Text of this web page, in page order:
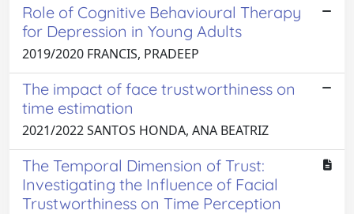
Role of Cognitive Behavioural Therapy
for Depression in Young Adults
2019/2020 FRANCIS, PRADEEP
The impact of face trustworthiness on
time estimation
2021/2022 SANTOS HONDA, ANA BEATRIZ
The Temporal Dimension of Trust:
Investigating the Influence of Facial
Trustworthiness on Time Perception